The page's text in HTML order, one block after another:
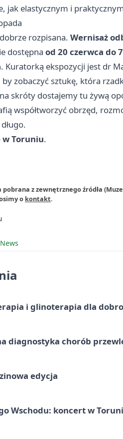
jak elastycznym i
rozpisana. Wernisaż
dostępna od 20 czerwca do
. Kuratorką ekspozycji jest dr
zobaczyć sztukę, która
skróty dostajemy tu żywą
współtworzyć obrzęd,
w Toruniu.
z zewnętrznego źródła
o kontakt.
i glinoterapia dla
diagnostyka chorób
edycja
Wschodu: koncert w